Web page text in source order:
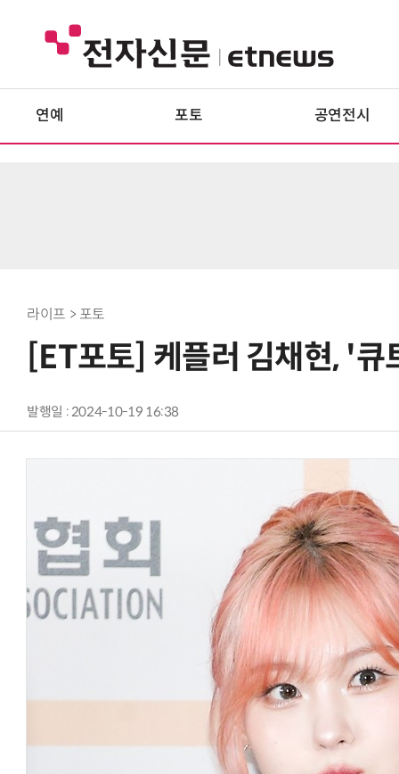
연예 포토 공연전시
라이프 > 포토
[ET포토] 케플러 김채현, '큐
발행일 : 2024-10-19 16:38